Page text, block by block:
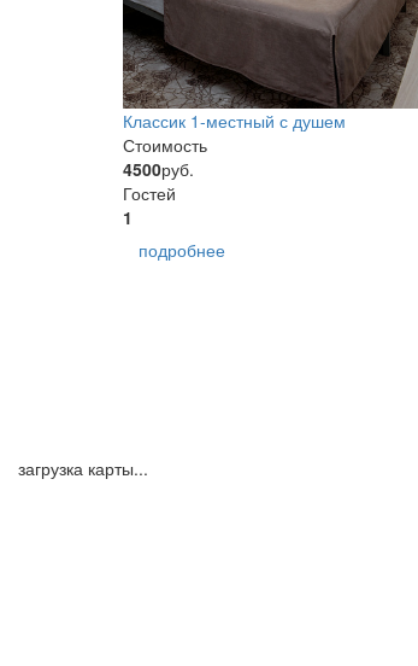
Классик 1-местный с душем
Стоимость
4500руб.
Гостей
1
подробнее
загрузка карты...